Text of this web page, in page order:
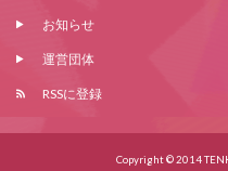
お知らせ
運営団体
RSSに登録
Copyright © 2014